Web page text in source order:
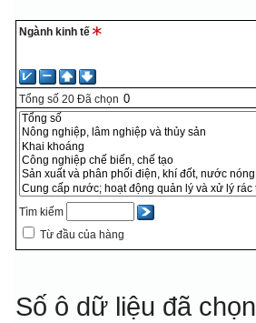
Ngành kinh tế
Tổng số 20 Đã chọn
Tìm kiếm
Từ đầu của hàng
Số ô dữ liệu đã chọn